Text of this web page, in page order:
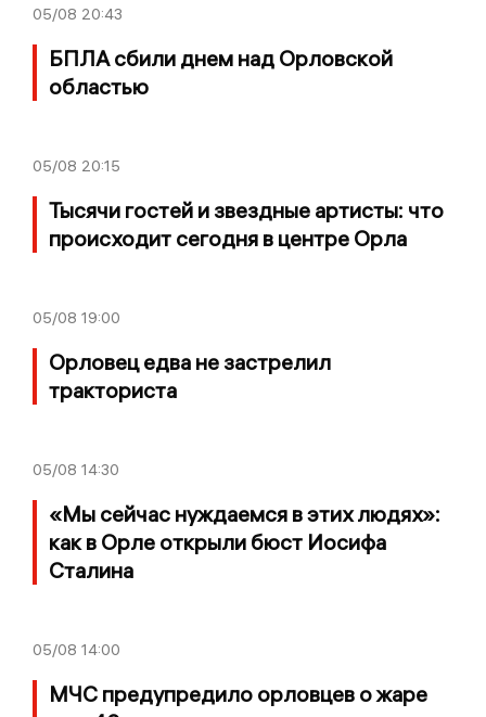
05/08 20:43
БПЛА сбили днем над Орловской
областью
05/08 20:15
Тысячи гостей и звездные артисты: что
происходит сегодня в центре Орла
05/08 19:00
Орловец едва не застрелил
тракториста
05/08 14:30
«Мы сейчас нуждаемся в этих людях»:
как в Орле открыли бюст Иосифа
Сталина
05/08 14:00
МЧС предупредило орловцев о жаре